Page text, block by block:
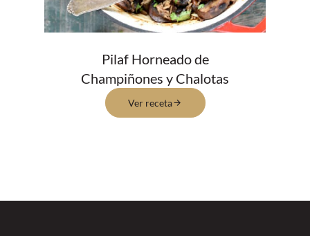
Pilaf Horneado de
Champiñones y Chalotas
Ver receta